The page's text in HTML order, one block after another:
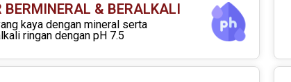
BERMINERAL & BERALKALI
kaya dengan mineral serta
ringan dengan pH 7.5